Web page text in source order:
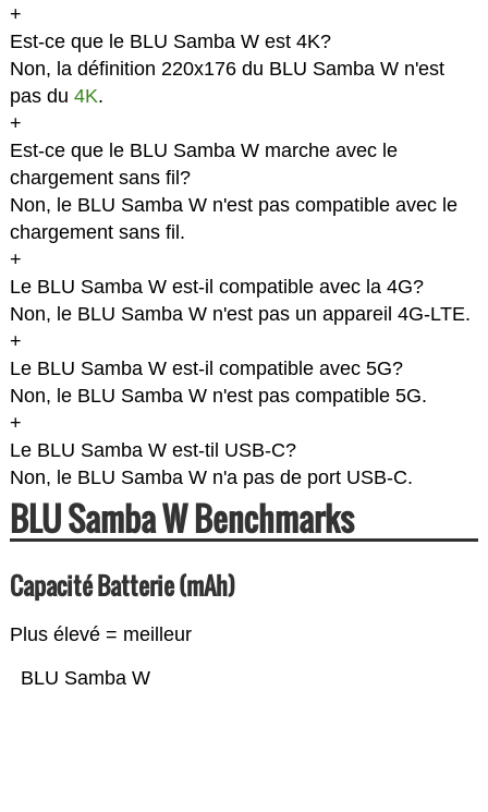
+
Est-ce que le BLU Samba W est 4K?
Non, la définition 220x176 du BLU Samba W n'est
pas du 4K.
+
Est-ce que le BLU Samba W marche avec le
chargement sans fil?
Non, le BLU Samba W n'est pas compatible avec le
chargement sans fil.
+
Le BLU Samba W est-il compatible avec la 4G?
Non, le BLU Samba W n'est pas un appareil 4G-LTE.
+
Le BLU Samba W est-il compatible avec 5G?
Non, le BLU Samba W n'est pas compatible 5G.
+
Le BLU Samba W est-til USB-C?
Non, le BLU Samba W n'a pas de port USB-C.
BLU Samba W Benchmarks
Capacité Batterie (mAh)
Plus élevé = meilleur
BLU Samba W